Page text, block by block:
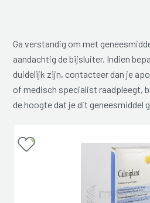
Ga verstandig om met
aandachtig de bijsluiter. Indien
duidelijk zijn, contacteer dan je
of medisch specialist raadpleegt,
de hoogte dat je dit geneesmiddel